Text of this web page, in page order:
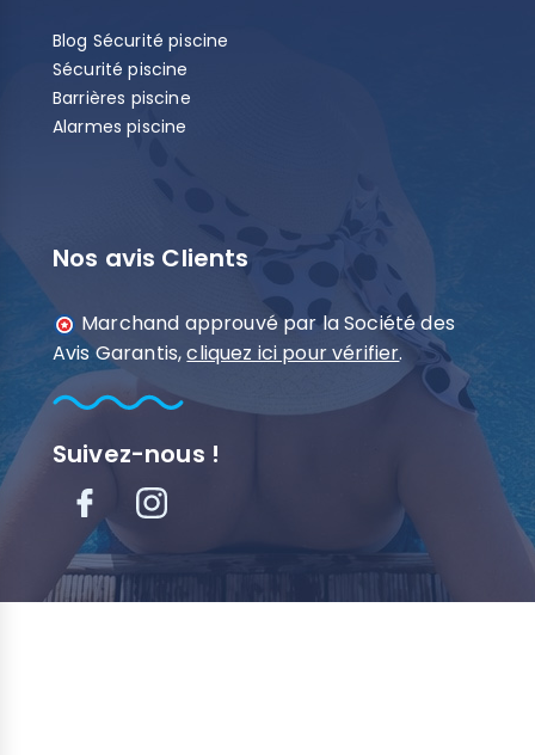
Blog Sécurité piscine
Sécurité piscine
Barrières piscine
Alarmes piscine
Nos avis Clients
Marchand approuvé par la Société des
Avis Garantis,cliquez ici pour vérifier.
Suivez-nous !